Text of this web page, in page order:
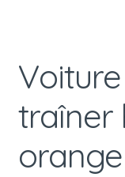
traîner
orange